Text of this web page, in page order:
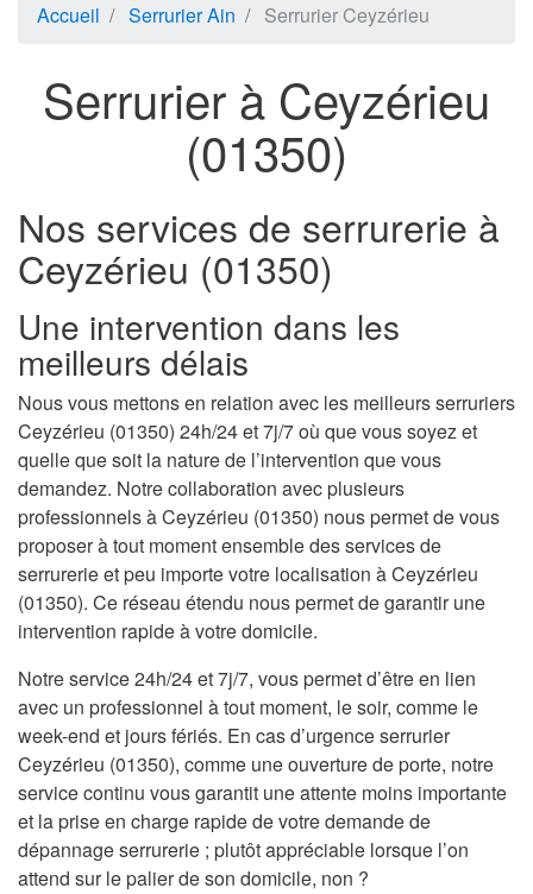
Accueil Serrurier Ain Serrurier Ceyzérieu
Serrurier à Ceyzérieu
(01350)
Nos services de serrurerie à
Ceyzérieu (01350)
Une intervention dans les
meilleurs délais
Nous vous mettons en relation avec les meilleurs serruriers
Ceyzérieu (01350) 24h/24 et 7j/7 où que vous soyez et
quelle que soit la nature de l’intervention que vous
demandez. Notre collaboration avec plusieurs
professionnels à Ceyzérieu (01350) nous permet de vous
proposer à tout moment ensemble des services de
serrurerie et peu importe votre localisation à Ceyzérieu
(01350). Ce réseau étendu nous permet de garantir une
intervention rapide à votre domicile.
Notre service 24h/24 et 7j/7, vous permet d’être en lien
avec un professionnel à tout moment, le soir, comme le
week-end et jours fériés. En cas d’urgence serrurier
Ceyzérieu (01350), comme une ouverture de porte, notre
service continu vous garantit une attente moins importante
et la prise en charge rapide de votre demande de
dépannage serrurerie ; plutôt appréciable lorsque l’on
attend sur le palier de son domicile, non ?